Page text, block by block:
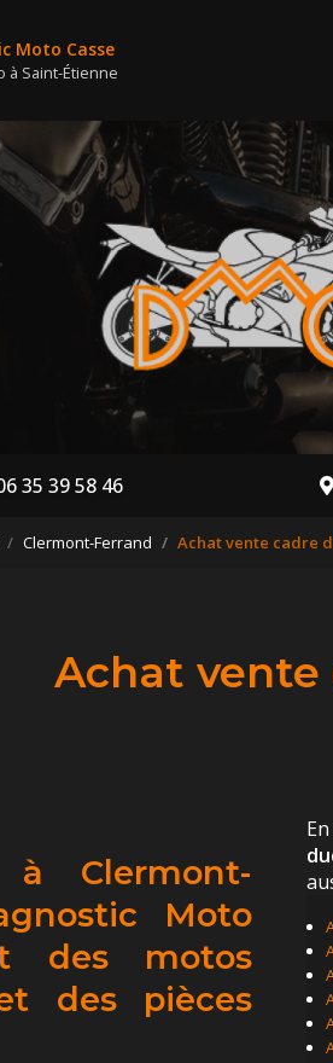
Moto Casse
à Saint-Étienne
35 39 58 46
Clermont-Ferrand Achat vente cadre
Achat
à Clermont-
Moto
des motos
des pièces